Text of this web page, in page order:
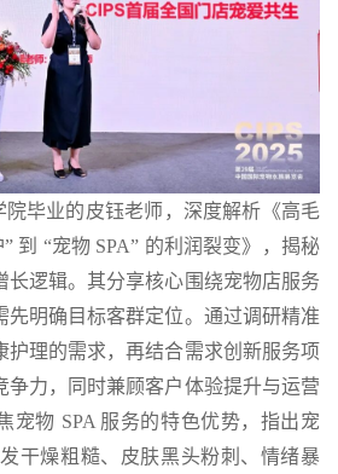
院毕业的皮钰老师，深度解析《高毛
到 “宠物 SPA” 的利润裂变》，揭秘
长逻辑。其分享核心围绕宠物店服务
先明确目标客群定位。通过调研精准
护理的需求，再结合需求创新服务项
争力，同时兼顾客户体验提升与运营
宠物 SPA 服务的特色优势，指出宠
干燥粗糙、皮肤黑头粉刺、情绪暴